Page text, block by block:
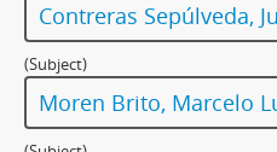
Contreras Sepúlveda,
(Subject)
Moren Brito, Marcelo